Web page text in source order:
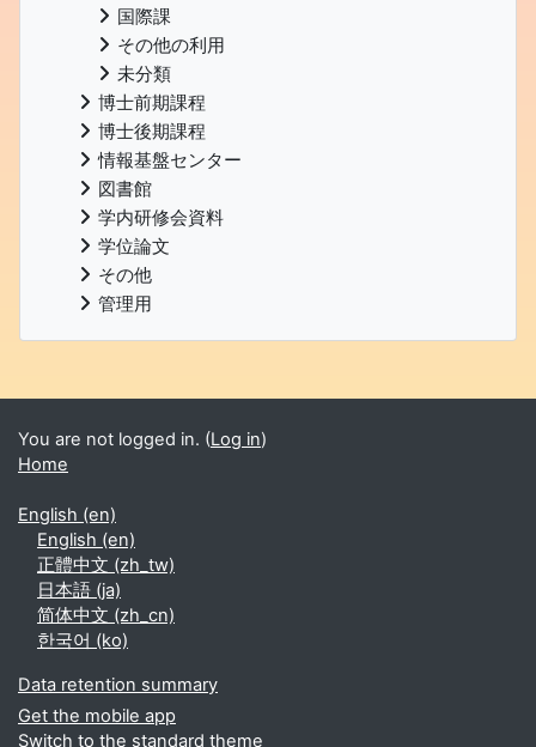
国際課
その他の利用
未分類
博士前期課程
博士後期課程
情報基盤センター
図書館
学内研修会資料
学位論文
その他
管理用
Supplementary blocks
You are not logged in. (Log in)
Home
English ‎(en)‎
English ‎(en)‎
正體中文 ‎(zh_tw)‎
日本語 ‎(ja)‎
简体中文 ‎(zh_cn)‎
한국어 ‎(ko)‎
Data retention summary
Get the mobile app
Switch to the standard theme